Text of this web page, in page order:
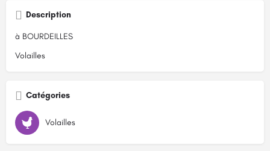
Description
à BOURDEILLES
Volailles
Catégories
Volailles